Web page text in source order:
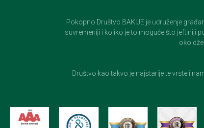
Pokopno Društvo BAKIJE je udruženje
suvremeniji i koliko je to moguće što jeftiniji
oko
Društvo kao takvo je najstarije te vrste i